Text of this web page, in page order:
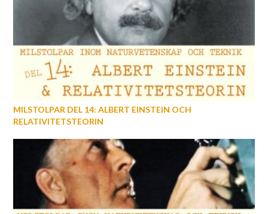
MILSTOLPAR DEL 14: ALBERT EINSTEIN OCH
RELATIVITETSTEORIN